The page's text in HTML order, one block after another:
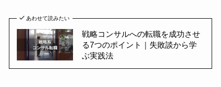
あわせて読みたい
戦略コンサルへの転職を成功させ
る7つのポイント｜失敗談から学
ぶ実践法